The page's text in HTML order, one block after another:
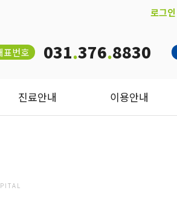
로그인
표번호 031.376.8830
진료안내 이용안내